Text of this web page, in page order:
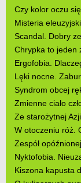
Czy kolor oczu
Misteria
Scandal. Dobry
Chrypka to jeden
Ergofobia.
Lęki nocne.
Syndrom obcej
Zmienne ciało
Ze starożytnej
W otoczeniu róż.
Zespół
Nyktofobia.
Kiszona kapusta